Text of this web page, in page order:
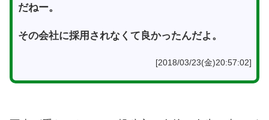
だねー。
その会社に採用されなくて良かったんだよ。
[2018/03/23(金)20:57:02]